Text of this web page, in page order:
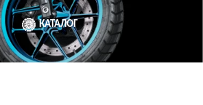
КАТАЛОГ